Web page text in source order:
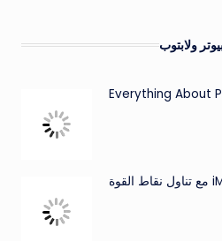
ولابتوب
Everything About
سعر ومواصفات جهاز iMac Pro مع تناول نقاط القوة